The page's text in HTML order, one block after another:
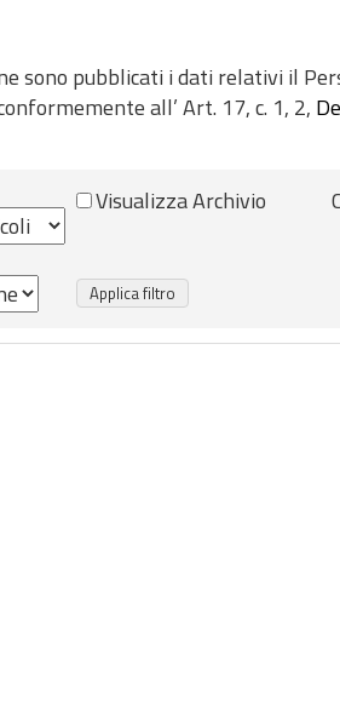
sono pubblicati i dati relativi il
all’ Art. 17, c. 1, 2,
Visualizza Archivio